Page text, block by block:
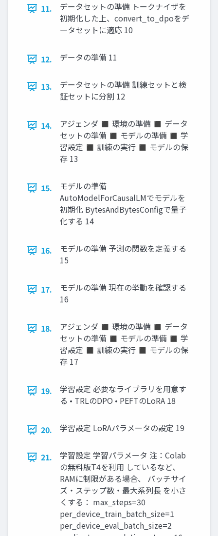
11.
データセットの準備 トークナイザを
初期化した上、convert_to_dpoをデ
ータセットに適応 10
12. データの準備 11
13.
データセットの準備 訓練セットと検
証セットに分割 12
14.
アジェンダ ◼ 環境の準備 ◼ データ
セットの準備 ◼ モデルの準備 ◼ 学
習設定 ◼ 訓練の実行 ◼ モデルの保
存 13
15.
モデルの準備
AutoModelForCausalLMでモデルを
初期化 BytesAndBytesConfigで量子
化する 14
16.
モデルの準備 予測の関数を定義する
15
17.
モデルの準備 現在の挙動を確認する
16
18.
アジェンダ ◼ 環境の準備 ◼ データ
セットの準備 ◼ モデルの準備 ◼ 学
習設定 ◼ 訓練の実行 ◼ モデルの保
存 17
19.
学習設定 必要なライブラリを用意す
る • TRLのDPO • PEFTのLoRA 18
20. 学習設定 LoRAパラメータの設定 19
21.
学習設定 学習パラメータ 注：Colab
の無料版T4を利用 しているなど、
RAMに制限がある場合、 バッチサイ
ズ・ステップ数・最大系列長 を小さ
くする： max_steps=30
per_device_train_batch_size=1
per_device_eval_batch_size=2